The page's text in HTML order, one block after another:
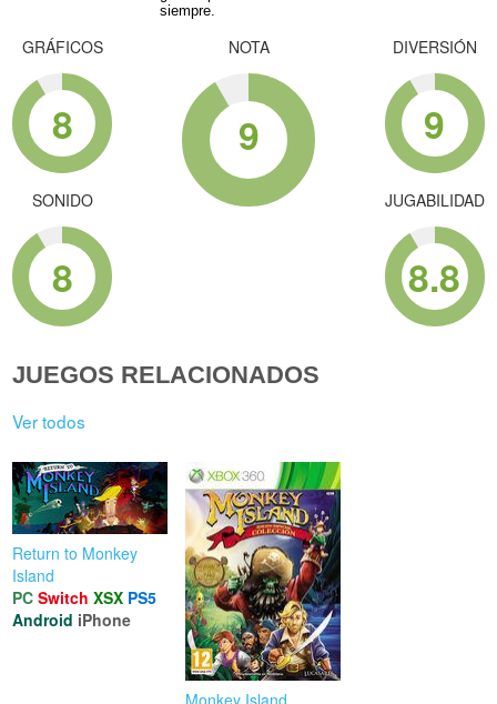
siempre.
GRÁFICOS
8
SONIDO
8
NOTA
9
DIVERSIÓN
9
JUGABILIDAD
8.8
JUEGOS RELACIONADOS
Ver todos
Return to Monkey
Island
PC Switch XSX PS5
Android iPhone